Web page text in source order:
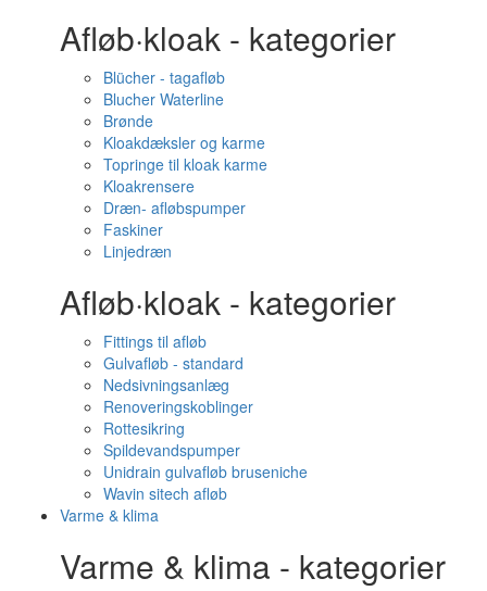
Afløb·kloak - kategorier
Blücher - tagafløb
Blucher Waterline
Brønde
Kloakdæksler og karme
Topringe til kloak karme
Kloakrensere
Dræn- afløbspumper
Faskiner
Linjedræn
Afløb·kloak - kategorier
Fittings til afløb
Gulvafløb - standard
Nedsivningsanlæg
Renoveringskoblinger
Rottesikring
Spildevandspumper
Unidrain gulvafløb bruseniche
Wavin sitech afløb
Varme & klima
Varme & klima - kategorier